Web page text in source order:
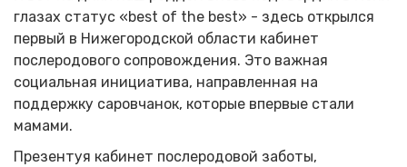
глазах статус «best of the best» - здесь открылся
первый в Нижегородской области кабинет
послеродового сопровождения. Это важная
социальная инициатива, направленная на
поддержку саровчанок, которые впервые стали
мамами.
Презентуя кабинет послеродовой заботы,